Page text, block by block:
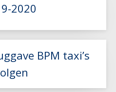
2020
BPM taxi’s